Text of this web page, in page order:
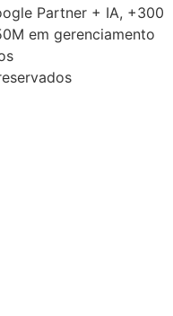
Partner + IA, +300
em gerenciamento